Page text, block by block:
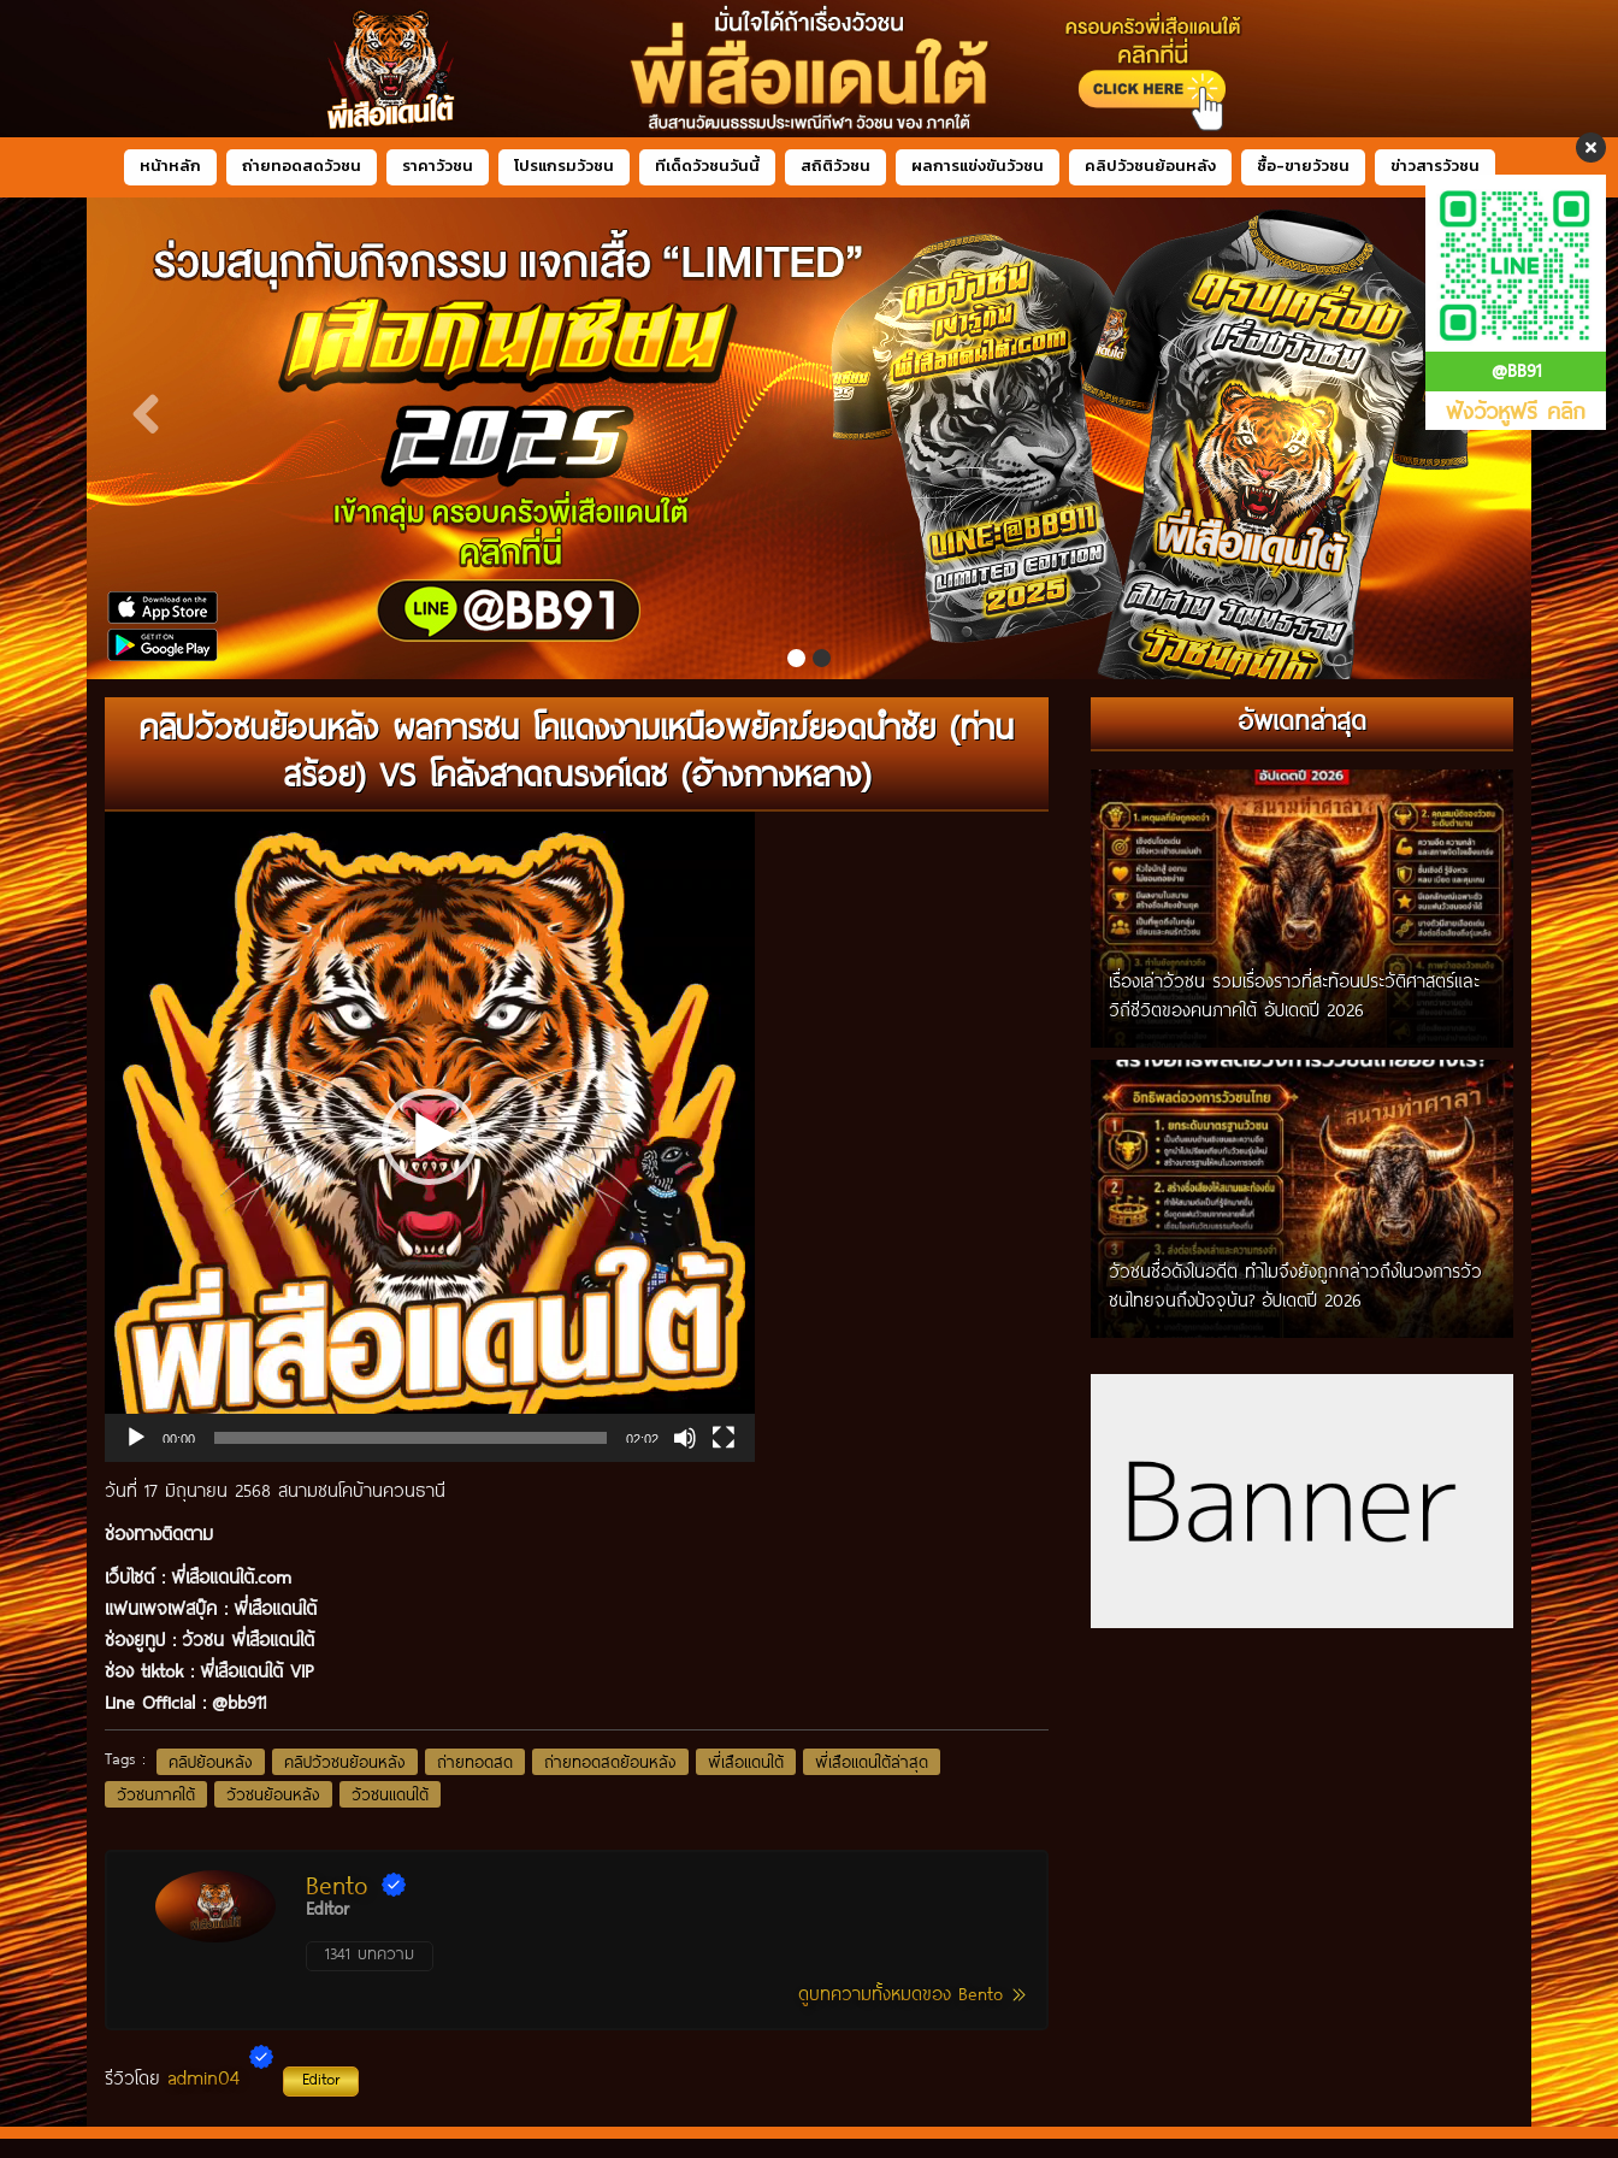
@BB91
ฟังวัวหูฟรี คลิก
หน้าหลัก ถ่ายทอดสดวัวชน ราคาวัวชน โปรแกรมวัวชน ทีเด็ดวัวชนวันนี้ สถิติวัวชน ผลการแข่งขันวัวชน คลิปวัวชนย้อนหลัง ซื้อ-ขายวัวชน ข่าวสารวัวชน
คลิปวัวชนย้อนหลัง ผลการชน โคแดงงามเหนือพยัคฆ์ยอดนำชัย (ท่าน
สร้อย) VS โคลังสาดณรงค์เดช (อ้างกางหลาง)
00:00 02:02
วันที่ 17 มิถุนายน 2568 สนามชนโคบ้านควนธานี
ช่องทางติดตาม
เว็บไซต์ : พี่เสือแดนใต้.com
แฟนเพจเฟสบุ๊ค : พี่เสือแดนใต้
ช่องยูทูป : วัวชน พี่เสือแดนใต้
ช่อง tiktok : พี่เสือแดนใต้ VIP
Line Official : @bb911
Tags : คลิปย้อนหลัง คลิปวัวชนย้อนหลัง ถ่ายทอดสด ถ่ายทอดสดย้อนหลัง พี่เสือแดนใต้
พี่เสือแดนใต้ล่าสุด
วัวชนภาคใต้
วัวชนย้อนหลัง วัวชนแดนใต้
Bento
Editor
1341 บทความ
ดูบทความทั้งหมดของ Bento
รีวิวโดย admin04 Editor
อัพเดทล่าสุด
เรื่องเล่าวัวชน รวมเรื่องราวที่สะท้อนประวัติศาสตร์และ
วิถีชีวิตของคนภาคใต้ อัปเดตปี 2026
วัวชนชื่อดังในอดีต ทำไมจึงยังถูกกล่าวถึงในวงการวัว
ชนไทยจนถึงปัจจุบัน? อัปเดตปี 2026
กติกาวัวชนสมัยก่อน วิถีการแข่งขันดั้งเดิมที่สืบทอด
ผ่านภูมิปัญญาท้องถิ่น อัปเดตปี 2026